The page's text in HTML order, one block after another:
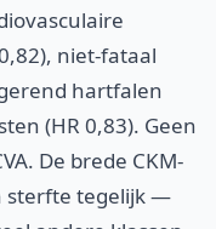
niet-fataal
hartfalen
(HR 0,83). Geen
De brede CKM-
sterfte tegelijk —